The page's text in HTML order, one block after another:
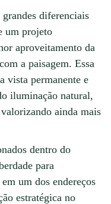
diferenciais
um projeto
aproveitamento da
a paisagem. Essa
vista permanente e
iluminação natural,
ainda mais
dentro do
para
um dos endereços
estratégica no